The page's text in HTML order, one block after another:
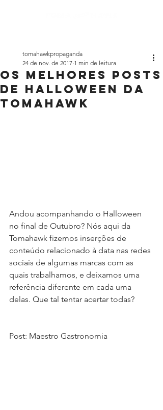
Os melhores posts
de Halloween da
Tomahawk
tomahawkpropaganda
24 de nov. de 2017 1 min de leitura
Andou acompanhando o Halloween
no final de Outubro? Nós aqui da
Tomahawk fizemos inserções de
conteúdo relacionado à data nas redes
sociais de algumas marcas com as
quais trabalhamos, e deixamos uma
referência diferente em cada uma
delas. Que tal tentar acertar todas?
Post: Maestro Gastronomia